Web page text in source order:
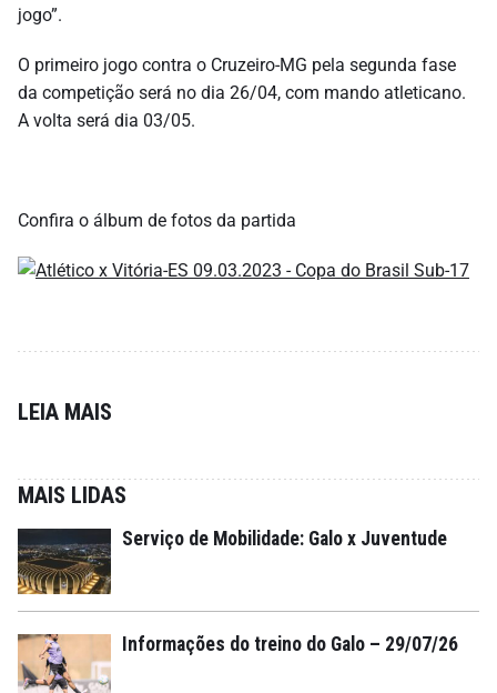
jogo”.
O primeiro jogo contra o Cruzeiro-MG pela segunda fase
da competição será no dia 26/04, com mando atleticano.
A volta será dia 03/05.
Confira o álbum de fotos da partida
LEIA MAIS
MAIS LIDAS
Serviço de Mobilidade: Galo x Juventude
Informações do treino do Galo – 29/07/26